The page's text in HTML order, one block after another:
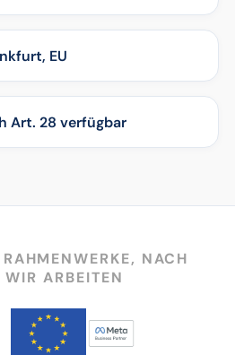
EU
Art. 28 verfügbar
NACH
WIR ARBEITEN